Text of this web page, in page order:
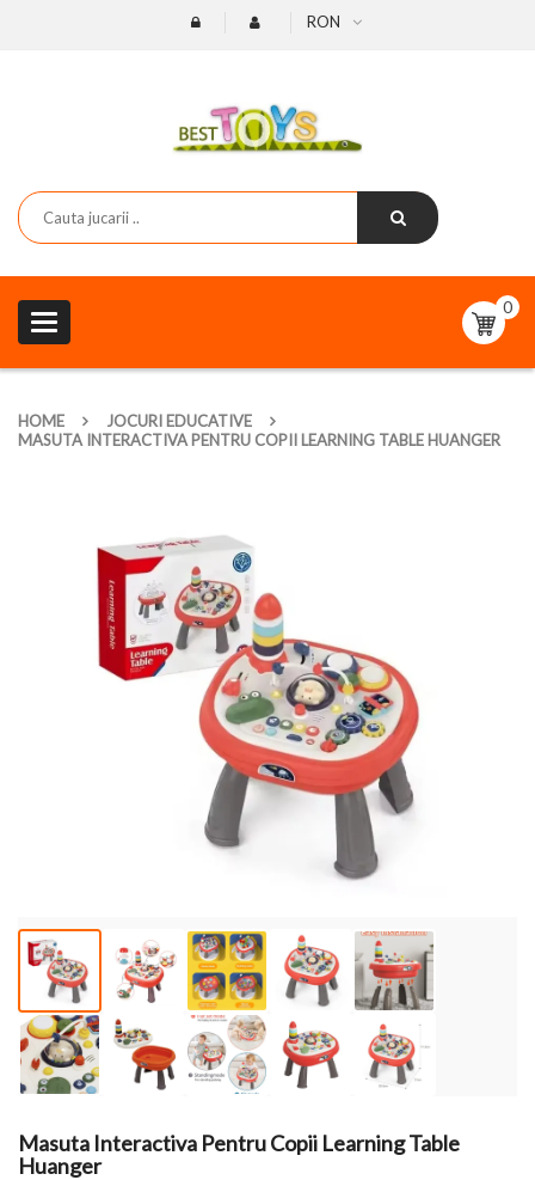
RON
Toggle
navigation
0
HOME
JOCURI EDUCATIVE
MASUTA INTERACTIVA PENTRU COPII LEARNING TABLE HUANGER
Masuta Interactiva Pentru Copii Learning Table
Huanger